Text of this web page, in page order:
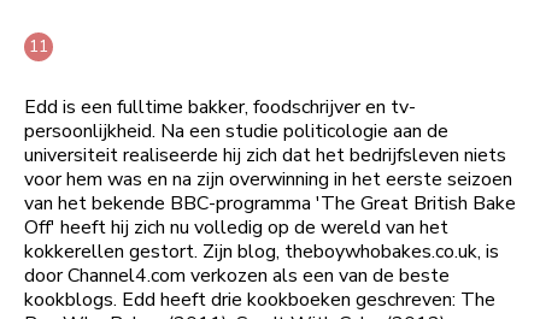
Edd is een fulltime bakker, foodschrijver en tv-
persoonlijkheid. Na een studie politicologie aan de
universiteit realiseerde hij zich dat het bedrijfsleven niets
voor hem was en na zijn overwinning in het eerste seizoen
van het bekende BBC-programma 'The Great British Bake
Off' heeft hij zich nu volledig op de wereld van het
kokkerellen gestort. Zijn blog, theboywhobakes.co.uk, is
door Channel4.com verkozen als een van de beste
kookblogs. Edd heeft drie kookboeken geschreven: The